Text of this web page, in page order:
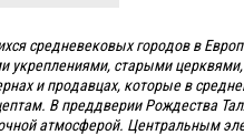
средневековых городов в
укреплениями, старыми
и продавцах, которые в
В преддверии Рождества
атмосферой. Центральным